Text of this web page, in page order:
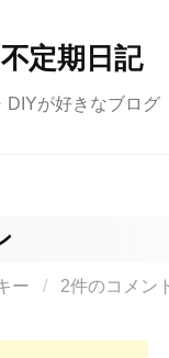
定期日記
DIYが好きなブログ
ー / 2件のコメン